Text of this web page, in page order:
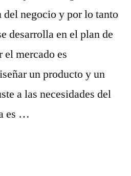
del negocio y por lo tanto
desarrolla en el plan de
mercado es
un producto y un
a las necesidades del
es …